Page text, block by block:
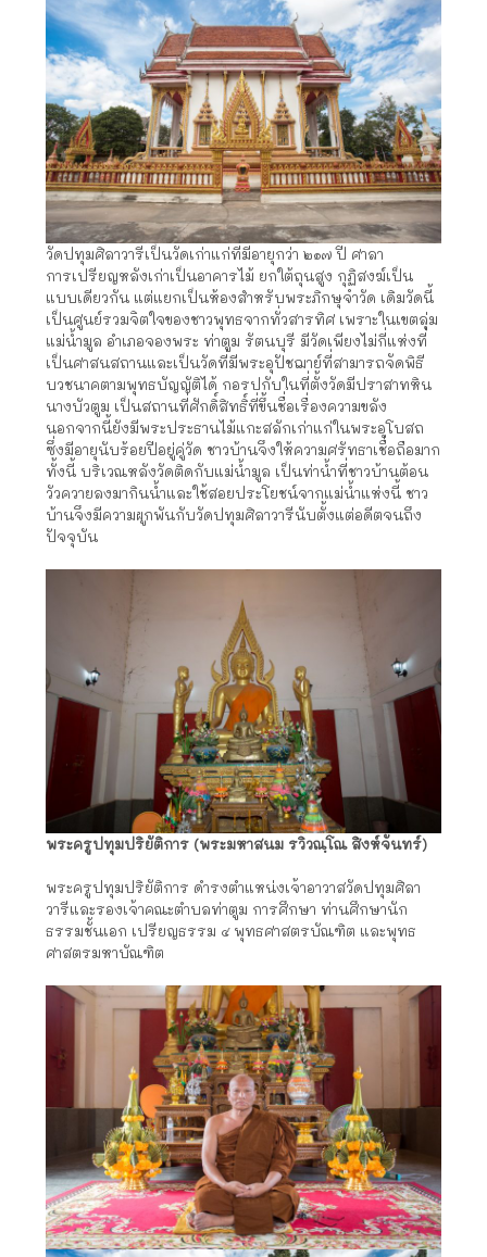
วัดปทุมศิลาวารีเป็นวัดเก่าแก่ที่มีอายุกว่า ๒๑๗ ปี ศาลา
การเปรียญหลังเก่าเป็นอาคารไม้ ยกใต้ถุนสูง กุฏิสงฆ์เป็น
แบบเดียวกัน แต่แยกเป็นห้องสำหรับพระภิกษุจำวัด เดิมวัดนี้
เป็นศูนย์รวมจิตใจของชาวพุทธจากทั่วสารทิศ เพราะในเขตลุ่ม
แม่น้ำมูล อำเภอจองพระ ท่าตูม รัตนบุรี มีวัดเพียงไม่กี่แห่งที่
เป็นศาสนสถานและเป็นวัดที่มีพระอุปัชฌาย์ที่สามารถจัดพิธี
บวชนาคตามพุทธบัญญัติได้ กอรปกับในที่ตั้งวัดมีปราสาทหิน
นางบัวตูม เป็นสถานที่ศักดิ์สิทธิ์ที่ขึ้นชื่อเรื่องความขลัง
นอกจากนี้ยังมีพระประธานไม้แกะสลักเก่าแก่ในพระอุโบสถ
ซึ่งมีอายุนับร้อยปีอยู่คู่วัด ชาวบ้านจึงให้ความศรัทธาเชื่อถือมาก
ทั้งนี้ บริเวณหลังวัดติดกับแม่น้ำมูล เป็นท่าน้ำที่ชาวบ้านต้อน
วัวควายลงมากินน้ำและใช้สอยประโยชน์จากแม่น้ำแห่งนี้ ชาว
บ้านจึงมีความผูกพันกับวัดปทุมศิลาวารีนับตั้งแต่อดีตจนถึง
ปัจจุบัน
พระครูปทุมปริยัติการ (พระมหาสนม รวิวณฺโณ สิงห์จันทร์)
พระครูปทุมปริยัติการ ดำรงตำแหน่งเจ้าอาวาสวัดปทุมศิลา
วารีและรองเจ้าคณะตำบลท่าตูม การศึกษา ท่านศึกษานัก
ธรรมชั้นเอก เปรียญธรรม ๔ พุทธศาสตรบัณฑิต และพุทธ
ศาสตรมหาบัณฑิต